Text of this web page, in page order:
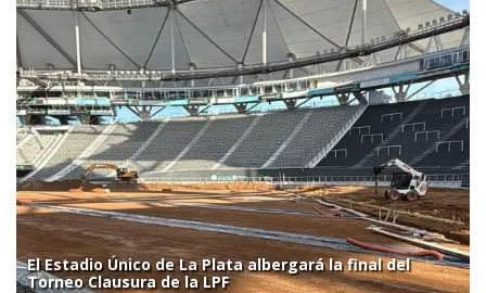
El Estadio Único de La Plata albergará la final del
Torneo Clausura de la LPF